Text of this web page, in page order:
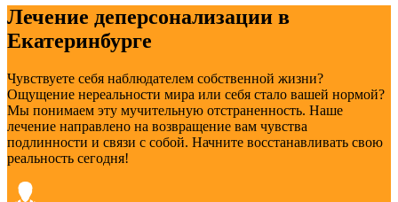
Лечение деперсонализации в
Екатеринбурге
Чувствуете себя наблюдателем собственной жизни?
Ощущение нереальности мира или себя стало вашей нормой?
Мы понимаем эту мучительную отстраненность. Наше
лечение направлено на возвращение вам чувства
подлинности и связи с собой. Начните восстанавливать свою
реальность сегодня!